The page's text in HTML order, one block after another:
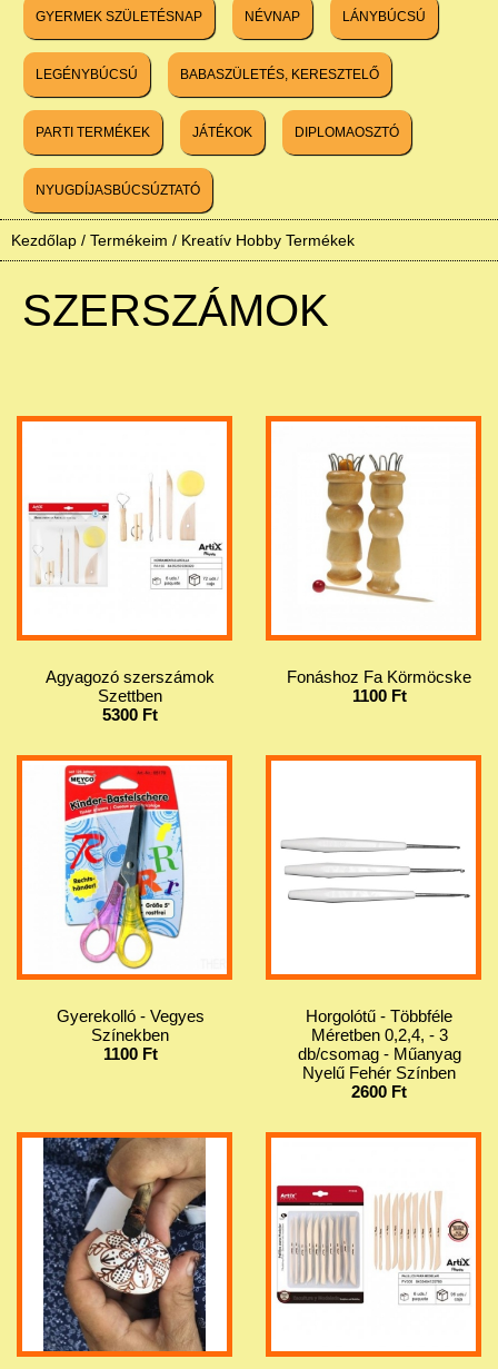
GYERMEK SZÜLETÉSNAP NÉVNAP LÁNYBÚCSÚ
LEGÉNYBÚCSÚ BABASZÜLETÉS, KERESZTELŐ
PARTI TERMÉKEK JÁTÉKOK DIPLOMAOSZTÓ
NYUGDÍJASBÚCSÚZTATÓ
Kezdőlap / Termékeim / Kreatív Hobby Termékek
SZERSZÁMOK
Agyagozó szerszámok
Szettben
5300 Ft
Fonáshoz Fa Körmöcske
1100 Ft
Gyerekolló - Vegyes
Színekben
1100 Ft
Horgolótű - Többféle
Méretben 0,2,4, - 3
db/csomag - Műanyag
Nyelű Fehér Színben
2600 Ft